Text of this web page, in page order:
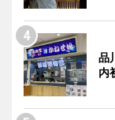
品
内